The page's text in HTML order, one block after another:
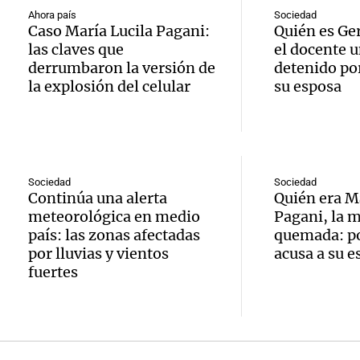
Episodios
de
entre
por
de
Amamos
Episodios
Audio.
contra
clave
teatro
la
la
todos
Audio.
Ahora país
Caso María Lucila Pagani:
las claves que
derrumbaron la versión de
la explosión del celular
Sociedad
Quién es
el docente
detenido
su esposa
Sociedad
Continúa una alerta
meteorológica en medio
país: las zonas afectadas
por lluvias y vientos
fuertes
Sociedad
Quién era
Pagani, la
quemada:
acusa a su